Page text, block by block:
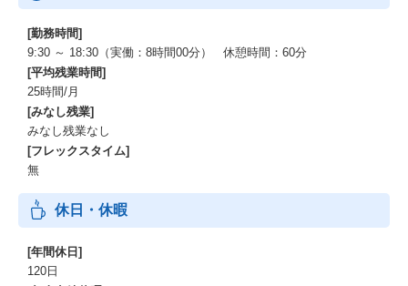
[勤務時間]
9:30 ～ 18:30（実働：8時間00分） 休憩時間：60分
[平均残業時間]
25時間/月
[みなし残業]
みなし残業なし
[フレックスタイム]
無
休日・休暇
[年間休日]
120日